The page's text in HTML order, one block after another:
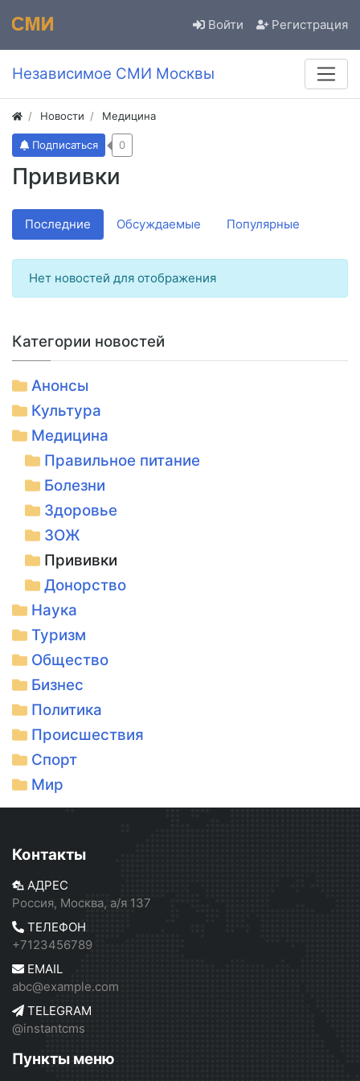
Войти Регистрация
Независимое СМИ Москвы
Новости Медицина
Прививки
Подписаться 0
Последние Обсуждаемые Популярные
Нет новостей для отображения
Категории новостей
Анонсы
Культура
Медицина
Правильное питание
Болезни
Здоровье
ЗОЖ
Прививки
Донорство
Наука
Туризм
Общество
Бизнес
Политика
Происшествия
Спорт
Мир
Контакты
АДРЕС
Россия, Москва, а/я 137
ТЕЛЕФОН
+7123456789
EMAIL
abc@example.com
TELEGRAM
@instantcms
Пункты меню